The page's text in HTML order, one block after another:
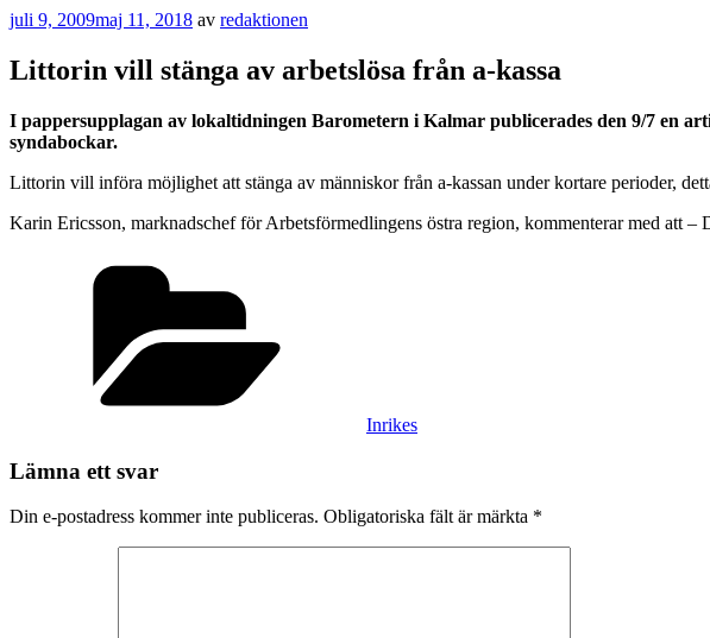
Publicerat
juli 9, 2009maj 11, 2018 av redaktionen
Littorin vill stänga av arbetslösa från a-kassa
I pappersupplagan av lokaltidningen Barometern i Kalmar publicerades den 9/7 en
syndabockar.
Littorin vill införa möjlighet att stänga av människor från a-kassan under kortare perioder,
Karin Ericsson, marknadschef för Arbetsförmedlingens östra region, kommenterar med att
Inrikes
Lämna ett svar
Din e-postadress kommer inte publiceras. Obligatoriska fält är märkta *